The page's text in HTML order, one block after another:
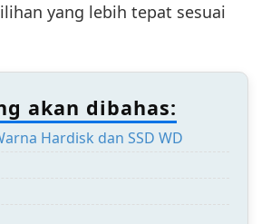
yang lebih tepat sesuai
akan dibahas:
Hardisk dan SSD WD